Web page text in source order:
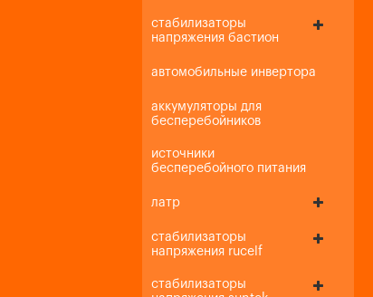
стабилизаторы
напряжения бастион
автомобильные инвертора
аккумуляторы для
бесперебойников
источники
бесперебойного питания
латр
стабилизаторы
напряжения rucelf
стабилизаторы